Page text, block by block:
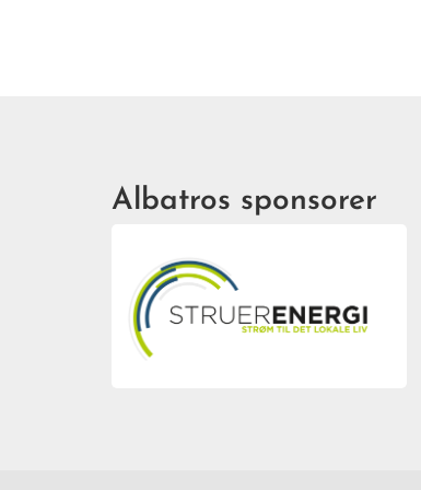
Albatros sponsorer